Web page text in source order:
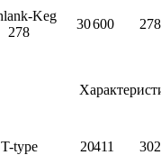
Keg
278
30600 278
T-type20411 302